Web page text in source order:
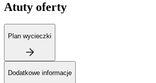
Atuty oferty
Plan wycieczki
Dodatkowe informacje